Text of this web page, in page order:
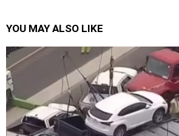
YOU MAY ALSO LIKE